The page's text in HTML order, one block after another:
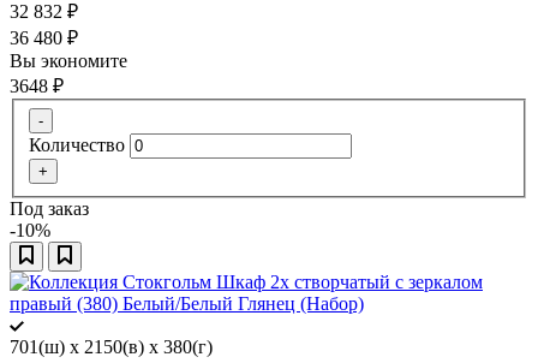
32 832 ₽
36 480 ₽
Вы экономите
3648 ₽
-
Количество
+
Под заказ
-10%
701(ш) x 2150(в) x 380(г)